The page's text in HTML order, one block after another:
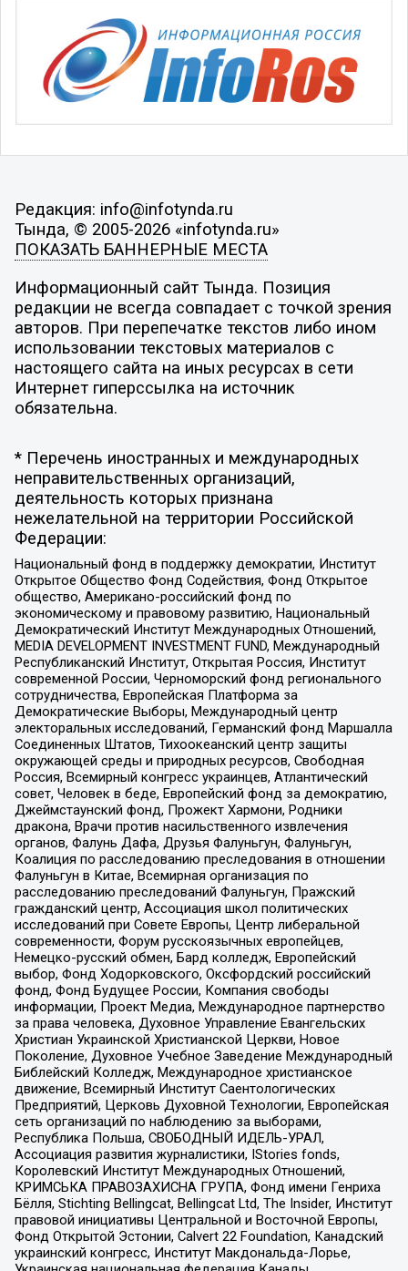
Редакция: info@infotynda.ru
Тында, © 2005-2026 «infotynda.ru»
ПОКАЗАТЬ БАННЕРНЫЕ МЕСТА
Информационный сайт Тында. Позиция
редакции не всегда совпадает с точкой зрения
авторов. При перепечатке текстов либо ином
использовании текстовых материалов с
настоящего сайта на иных ресурсах в сети
Интернет гиперссылка на источник
обязательна.
* Перечень иностранных и международных
неправительственных организаций,
деятельность которых признана
нежелательной на территории Российской
Федерации:
Национальный фонд в поддержку демократии, Институт
Открытое Общество Фонд Содействия, Фонд Открытое
общество, Американо-российский фонд по
экономическому и правовому развитию, Национальный
Демократический Институт Международных Отношений,
MEDIA DEVELOPMENT INVESTMENT FUND, Международный
Республиканский Институт, Открытая Россия, Институт
современной России, Черноморский фонд регионального
сотрудничества, Европейская Платформа за
Демократические Выборы, Международный центр
электоральных исследований, Германский фонд Маршалла
Соединенных Штатов, Тихоокеанский центр защиты
окружающей среды и природных ресурсов, Свободная
Россия, Всемирный конгресс украинцев, Атлантический
совет, Человек в беде, Европейский фонд за демократию,
Джеймстаунский фонд, Прожект Хармони, Родники
дракона, Врачи против насильственного извлечения
органов, Фалунь Дафа, Друзья Фалуньгун, Фалуньгун,
Коалиция по расследованию преследования в отношении
Фалуньгун в Китае, Всемирная организация по
расследованию преследований Фалуньгун, Пражский
гражданский центр, Ассоциация школ политических
исследований при Совете Европы, Центр либеральной
современности, Форум русскоязычных европейцев,
Немецко-русский обмен, Бард колледж, Европейский
выбор, Фонд Ходорковского, Оксфордский российский
фонд, Фонд Будущее России, Компания свободы
информации, Проект Медиа, Международное партнерство
за права человека, Духовное Управление Евангельских
Христиан Украинской Христианской Церкви, Новое
Поколение, Духовное Учебное Заведение Международный
Библейский Колледж, Международное христианское
движение, Всемирный Институт Саентологических
Предприятий, Церковь Духовной Технологии, Европейская
сеть организаций по наблюдению за выборами,
Республика Польша, СВОБОДНЫЙ ИДЕЛЬ-УРАЛ,
Ассоциация развития журналистики, IStories fonds,
Королевский Институт Международных Отношений,
КРИМСЬКА ПРАВОЗАХИСНА ГРУПА, Фонд имени Генриха
Бёлля, Stichting Bellingcat, Bellingcat Ltd, The Insider, Институт
правовой инициативы Центральной и Восточной Европы,
Фонд Открытой Эстонии, Calvert 22 Foundation, Канадский
украинский конгресс, Институт Макдональда-Лорье,